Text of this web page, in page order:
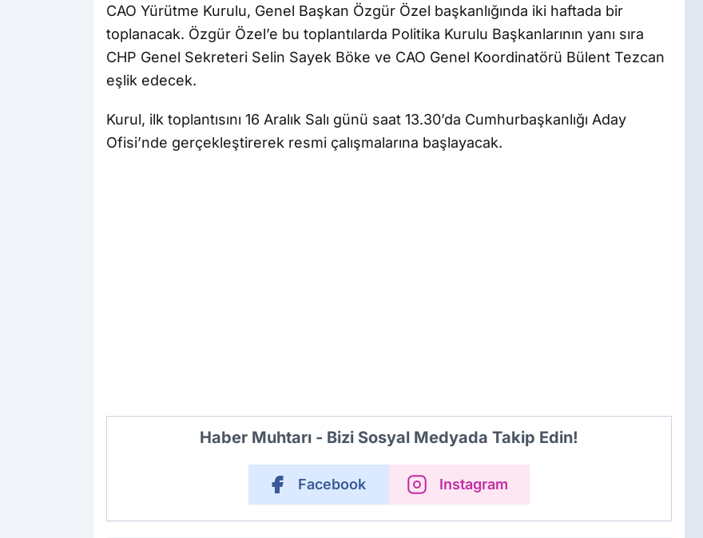
CAO Yürütme Kurulu, Genel Başkan Özgür Özel başkanlığında iki haftada bir
toplanacak. Özgür Özel’e bu toplantılarda Politika Kurulu Başkanlarının yanı sıra
CHP Genel Sekreteri Selin Sayek Böke ve CAO Genel Koordinatörü Bülent Tezcan
eşlik edecek.
Kurul, ilk toplantısını 16 Aralık Salı günü saat 13.30’da Cumhurbaşkanlığı Aday
Ofisi’nde gerçekleştirerek resmi çalışmalarına başlayacak.
Haber Muhtarı - Bizi Sosyal Medyada Takip Edin!
Facebook Instagram